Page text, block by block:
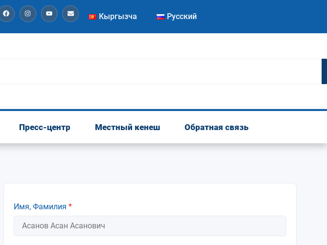
Кыргызча Русский
Пресс-центр Местный кенеш Обратная связь
Имя, Фамилия *